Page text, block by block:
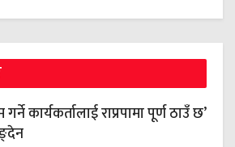
गर्ने कार्यकर्तालाई राप्रपामा पूर्ण ठाउँ छ’